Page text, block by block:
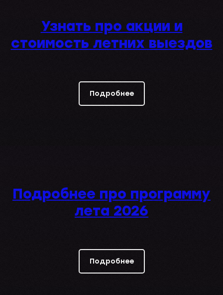
Узнать про акции и
стоимость летних выездов
Подробнее
Подробнее про программу
лета 2026
Подробнее